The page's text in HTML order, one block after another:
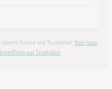
fourni via Trustpilot. Voir tous
sur Trustpilot